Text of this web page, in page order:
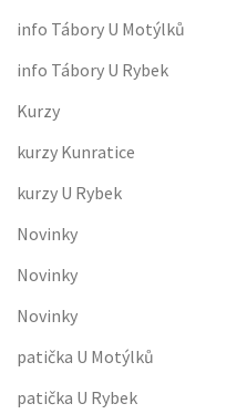
info Tábory U Motýlků
info Tábory U Rybek
Kurzy
kurzy Kunratice
kurzy U Rybek
Novinky
Novinky
Novinky
patička U Motýlků
patička U Rybek